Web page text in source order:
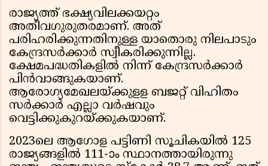
രാജ്യത്ത് ഭക്ഷ്യവിലക്കയറ്റം
അതീവഗുരുതരമാണ്. അത്
പരിഹരിക്കുന്നതിനുള്ള യാതൊരു നിലപാടും
കേന്ദ്രസര്‍ക്കാര്‍ സ്വീകരിക്കുന്നില്ല.
ക്ഷേമപദ്ധതികളില്‍ നിന്ന് കേന്ദ്രസര്‍ക്കാര്‍
പിന്‍വാങ്ങുകയാണ്.
ആരോഗ്യമേഖലയ്ക്കുളള ബജറ്റ് വിഹിതം
സര്‍ക്കാര്‍ എല്ലാ വര്‍ഷവും
വെട്ടിക്കുകുറയ്ക്കുകയാണ്.
2023ലെ ആഗോള പട്ടിണി സൂചികയില്‍ 125
രാജ്യങ്ങളില്‍ 111-ാം സ്ഥാനത്തായിരുന്നു